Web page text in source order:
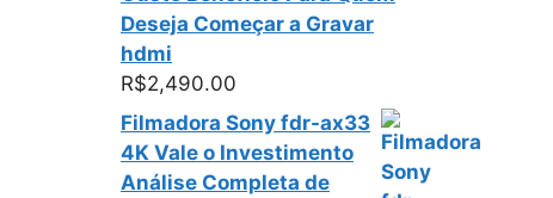
Deseja Começar a Gravar
hdmi
R$2,490.00
Filmadora Sony fdr-ax33
4K Vale o Investimento
Análise Completa de